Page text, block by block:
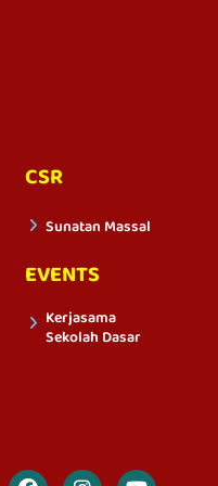
CSR
Sunatan Massal
EVENTS
Kerjasama
Sekolah Dasar